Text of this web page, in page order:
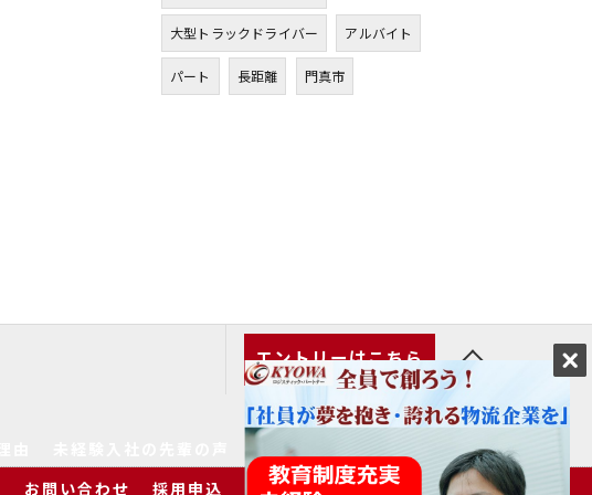
大型トラックドライバー アルバイト
パート 長距離 門真市
エントリーはこちら
家族の皆様へ
お問い合わせ 採用申込 プライバシーポリシー